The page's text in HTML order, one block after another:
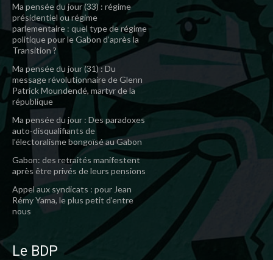
Ma pensée du jour (33) : régime
présidentiel ou régime
parlementaire : quel type de régime
politique pour le Gabon d’après la
Transition ?
Ma pensée du jour (31) : Du
message révolutionnaire de Glenn
Patrick Moundendé, martyr de la
république
Ma pensée du jour : Des paradoxes
auto-disqualifiants de
l’électoralisme bongoïsé au Gabon
Gabon: des retraités manifestent
après être privés de leurs pensions
Appel aux syndicats : pour Jean
Rémy Yama, le plus petit d’entre
nous
Le BDP